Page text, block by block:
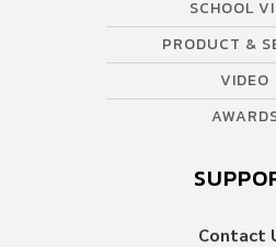
SCHOOL
PRODUCT &
VIDEO
Contact